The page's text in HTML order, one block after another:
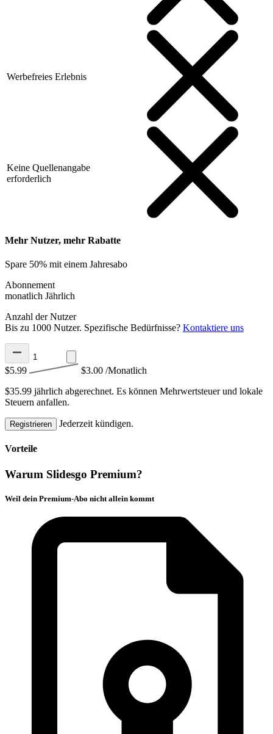
Werbefreies Erlebnis
Keine Quellenangabe
erforderlich
Mehr Nutzer, mehr Rabatte
Spare 50% mit einem Jahresabo
Abonnement
monatlich Jährlich
Anzahl der Nutzer
Bis zu 1000 Nutzer. Spezifische Bedürfnisse? Kontaktiere uns
$5.99 $3.00 /Monatlich
$35.99 jährlich abgerechnet. Es können Mehrwertsteuer und lokale
Steuern anfallen.
Registrieren Jederzeit kündigen.
Vorteile
Warum Slidesgo Premium?
Weil dein Premium-Abo nicht allein kommt